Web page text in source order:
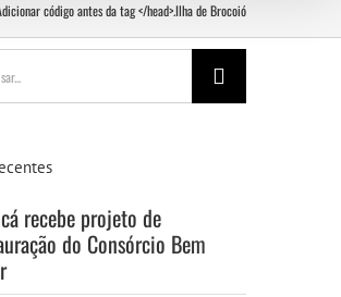
código antes da tag </head>.Ilha de Brocoió
recebe projeto de
do Consórcio Bem